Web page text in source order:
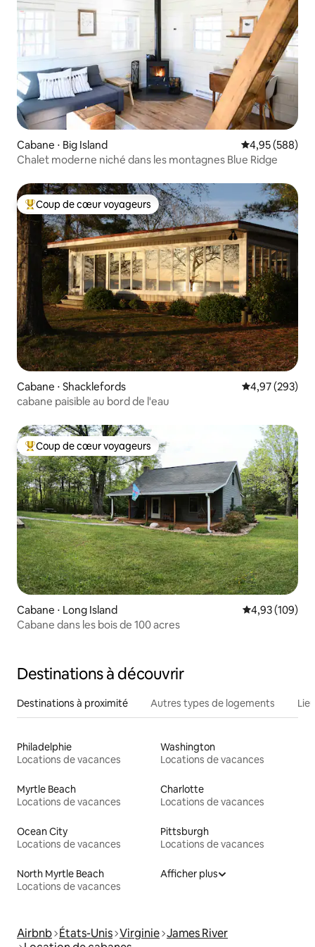
Cabane ⋅ Big Island Évaluation
4,95 (588)
Chalet moderne niché dans les montagnes Blue Ridge
Coups de cœur voyageurs les plus appréciés
Coup de cœur voyageurs
Cabane ⋅ Shacklefords Évaluation
4,97 (293)
cabane paisible au bord de l'eau
Coups de cœur voyageurs les plus appréciés
Coup de cœur voyageurs
Cabane ⋅ Long Island Évaluation
4,93 (109)
Cabane dans les bois de 100 acres
Destinations à découvrir
Destinations à proximité Autres types de logements
Philadelphie
Locations de vacances
Washington
Locations de vacances
Myrtle Beach
Locations de vacances
Charlotte
Locations de vacances
Ocean City
Locations de vacances
Pittsburgh
Locations de vacances
North Myrtle Beach
Locations de vacances
Afficher plus
Airbnb États-Unis Virginie James River